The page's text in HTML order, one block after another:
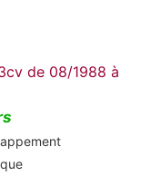
de 08/1988 à